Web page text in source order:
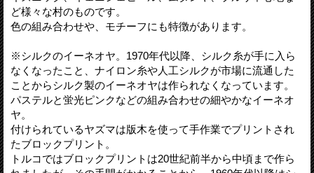
ど様々な村のものです。
色の組み合わせや、モチーフにも特徴があります。
※シルクのイーネオヤ。1970年代以降、シルク糸が手に入ら
なくなったこと、ナイロン糸や人工シルクが市場に流通した
ことからシルク製のイーネオヤは作られなくなっています。
パステルと蛍光ピンクなどの組み合わせの細やかなイーネオ
ヤ。
付けられているヤズマは版木を使って手作業でプリントされ
たブロックプリント。
トルコではブロックプリントは20世紀前半から中頃まで作ら